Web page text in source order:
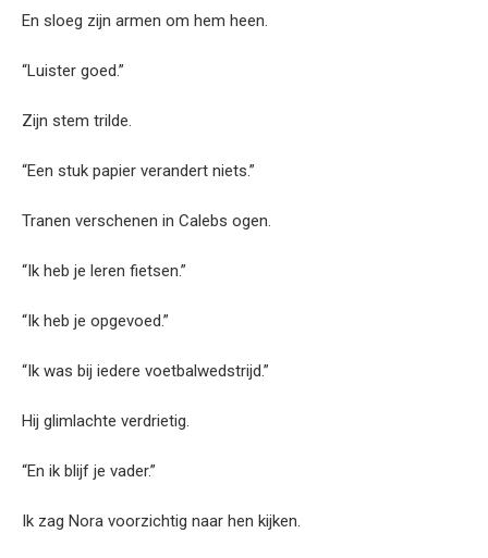
En sloeg zijn armen om hem heen.
“Luister goed.”
Zijn stem trilde.
“Een stuk papier verandert niets.”
Tranen verschenen in Calebs ogen.
“Ik heb je leren fietsen.”
“Ik heb je opgevoed.”
“Ik was bij iedere voetbalwedstrijd.”
Hij glimlachte verdrietig.
“En ik blijf je vader.”
Ik zag Nora voorzichtig naar hen kijken.